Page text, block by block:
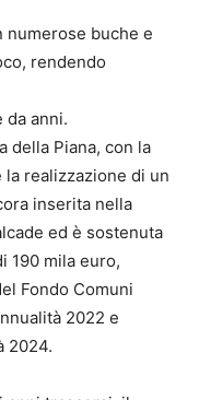
numerose buche e
rendendo
anni.
della Piana, con la
realizzazione di un
inserita nella
ed è sostenuta
190 mila euro,
Fondo Comuni
2022 e
2024.